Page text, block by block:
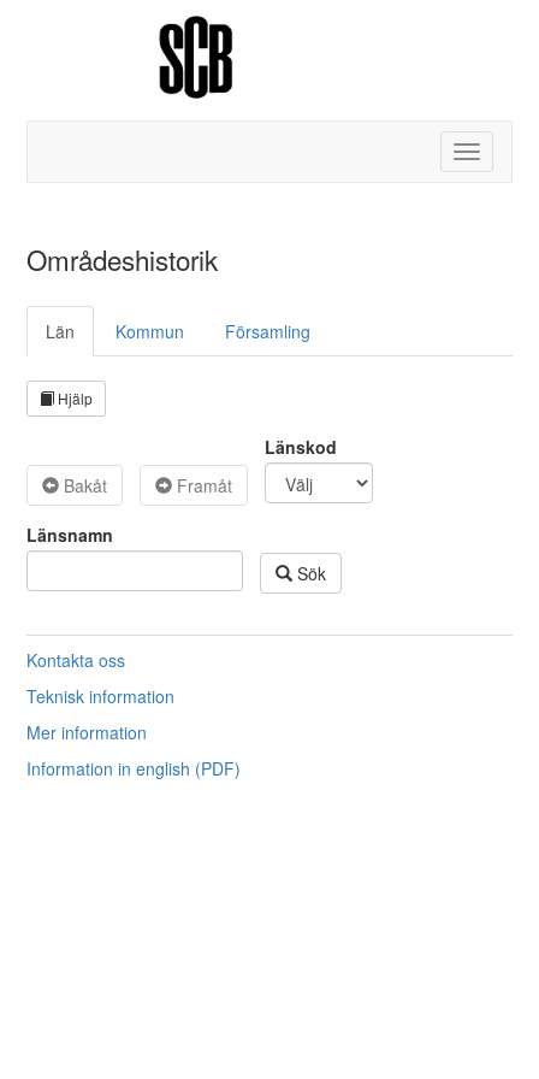
Toggle
Områdeshistorik
Län Kommun Församling
Hjälp
Bakåt Framåt
Länskod
Länsnamn
Sök
Kontakta oss
Teknisk information
Mer information
Information in english (PDF)